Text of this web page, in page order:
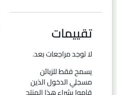
تقييمات
لا توجد مراجعات بعد.
يسمح فقط للزبائن
مسجلي الدخول الذين
قاموا بشراء هذا المنتج